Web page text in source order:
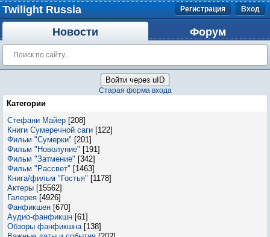
Twilight Russia Регистрация Вход
Новости Форум
Войти через uID
Старая форма входа
Категории
Стефани Майер [208]
Книги Сумеречной саги [122]
Фильм "Сумерки" [201]
Фильм "Новолуние" [191]
Фильм "Затмение" [342]
Фильм "Рассвет" [1463]
Книга/фильм "Гостья" [1178]
Актеры [15562]
Галерея [4926]
Фанфикшен [670]
Аудио-фанфикшн [61]
Обзоры фанфикшна [138]